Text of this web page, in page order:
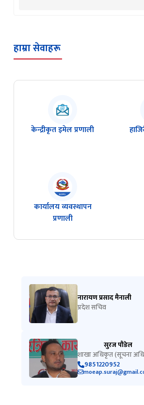
हाम्रा सेवाहरू
केन्द्रीकृत इमेल प्रणाली
कार्यालय व्यवस्थापन
प्रणाली
नारायण प्रसाद मैनाली
प्रदेश सचिव
सुरज पौडेल
शाखा अधिकृत (सूचना
9851220952